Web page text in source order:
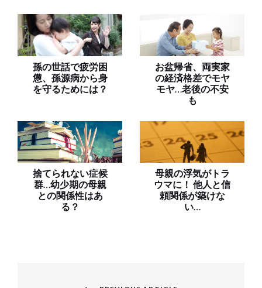
孫の世話で疲労困
憊、孫源病から身
を守るためには？
お盆帰省、両実家
の経済格差でモヤ
モヤ…老後の不安
も
捨てられない症候
群…幼少期の母親
との関係性はあ
る？
母親の浮気がトラ
ウマに！ 他人と信
頼関係が築けな
い…